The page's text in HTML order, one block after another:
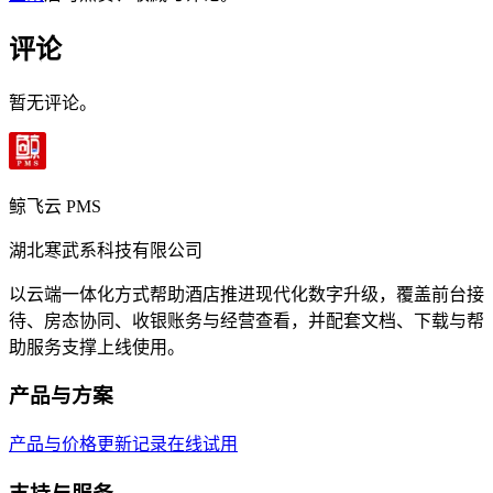
评论
暂无评论。
鲸飞云 PMS
湖北寒武系科技有限公司
以云端一体化方式帮助酒店推进现代化数字升级，覆盖前台接
待、房态协同、收银账务与经营查看，并配套文档、下载与帮
助服务支撑上线使用。
产品与方案
产品与价格更新记录在线试用